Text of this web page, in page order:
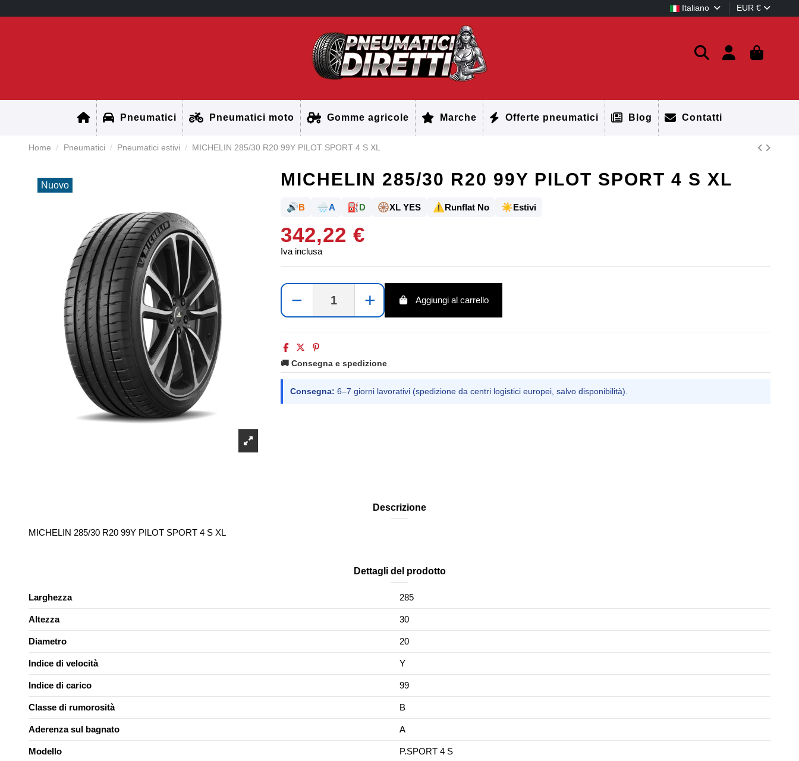
Italiano EUR €
Pneumatici Pneumatici moto Gomme agricole Marche Offerte pneumatici Blog Contatti
Home Pneumatici Pneumatici estivi MICHELIN 285/30 R20 99Y PILOT SPORT 4 S XL
Nuovo MICHELIN 285/30 R20 99Y PILOT SPORT 4 S XL
🔊B 🌧️A ⛽D 🛞XL YES ⚠️Runflat No ☀️Estivi
342,22 €
Iva inclusa
− + Aggiungi al carrello
🚚 Consegna e spedizione
Consegna: 6–7 giorni lavorativi (spedizione da centri logistici europei, salvo disponibilità).
Descrizione
MICHELIN 285/30 R20 99Y PILOT SPORT 4 S XL
Dettagli del prodotto
Larghezza 285
Altezza 30
Diametro 20
Indice di velocità Y
Indice di carico 99
Classe di rumorosità B
Aderenza sul bagnato A
Modello P.SPORT 4 S